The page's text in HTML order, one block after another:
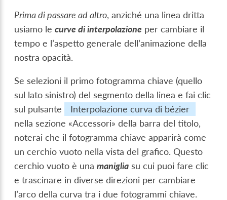
Prima di passare ad altro, anziché una linea dritta
usiamo lecurve di interpolazione per cambiare il
tempo e l’aspetto generale dell’animazione della
nostra opacità.
Se selezioni il primo fotogramma chiave (quello
sul lato sinistro) del segmento della linea e fai clic
sul pulsante
Interpolazione curva di bézier
nella sezione «Accessori» della barra del titolo,
noterai che il fotogramma chiave apparirà come
un cerchio vuoto nella vista del grafico. Questo
cerchio vuoto è unamaniglia su cui puoi fare clic
e trascinare in diverse direzioni per cambiare
l’arco della curva tra i due fotogrammi chiave.